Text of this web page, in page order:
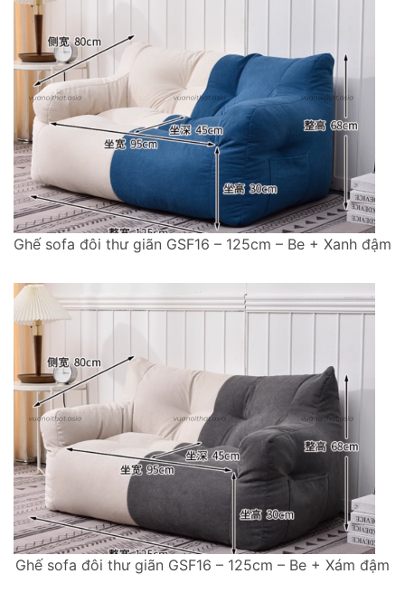
Ghế sofa đôi thư giãn GSF16 – 125cm – Be + Xanh đậm
Ghế sofa đôi thư giãn GSF16 – 125cm – Be + Xám đậm